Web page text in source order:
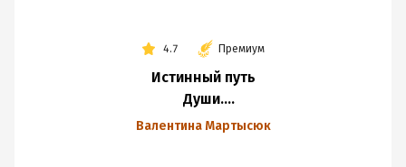
4.7 Премиум
Истинный путь
Души.
Предназначение
Валентина Мартысюк